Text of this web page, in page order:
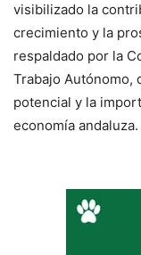
visibilizado la
crecimiento y la
respaldado por la
Trabajo Autónomo,
potencial y la
economía andaluza.